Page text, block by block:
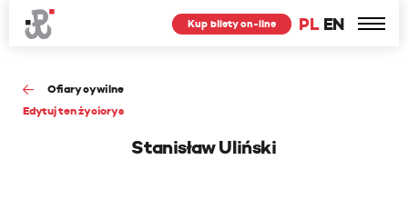
PL EN
Kup bilety on-line
Ofiary cywilne
Edytuj ten życiorys
Stanisław Uliński